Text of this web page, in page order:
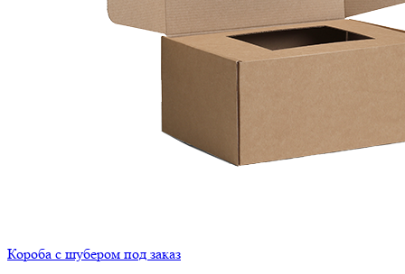
Короба с шубером под заказ